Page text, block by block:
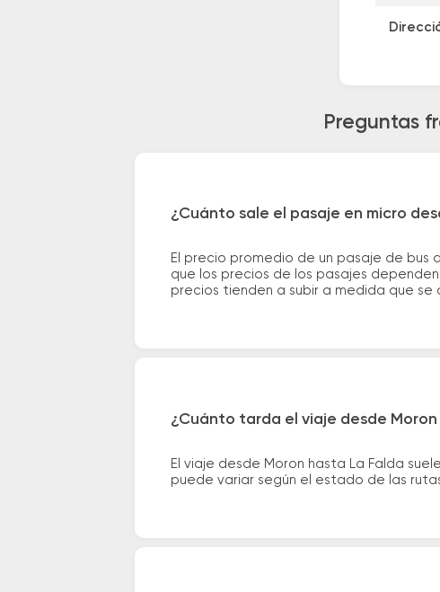
Preguntas
¿Cuánto sale el pasaje en micro
El precio promedio de un pasaje de bus
que los precios de los pasajes
precios tienden a subir a medida que
¿Cuánto tarda el viaje desde Moron
El viaje desde Moron hasta La Falda
puede variar según el estado de las